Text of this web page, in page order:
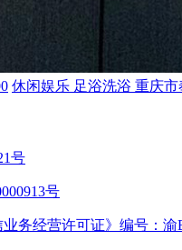
休闲娱乐 足浴洗浴 重庆市
号
号
务经营许可证》编号：渝